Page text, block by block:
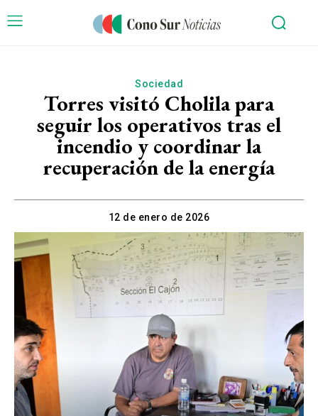
Sociedad
Torres visitó Cholila para
seguir los operativos tras el
incendio y coordinar la
recuperación de la energía
12 de enero de 2026